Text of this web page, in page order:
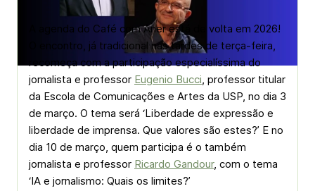
A agenda do Café com Aner está de volta em 2026!
O encontro, já tradicional nas tardes de terça-feira,
recomeça com a participação especialíssima do
jornalista e professor Eugenio Bucci, professor titular
da Escola de Comunicações e Artes da USP, no dia 3
de março. O tema será ‘Liberdade de expressão e
liberdade de imprensa. Que valores são estes?’ E no
dia 10 de março, quem participa é o também
jornalista e professor Ricardo Gandour, com o tema
‘IA e jornalismo: Quais os limites?’